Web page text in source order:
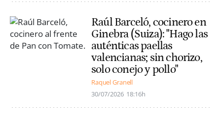
Raúl Barceló, cocinero en
Ginebra (Suiza): "Hago las
auténticas paellas
valencianas; sin chorizo,
solo conejo y pollo"
Raquel Granell
30/07/2026 18:16h